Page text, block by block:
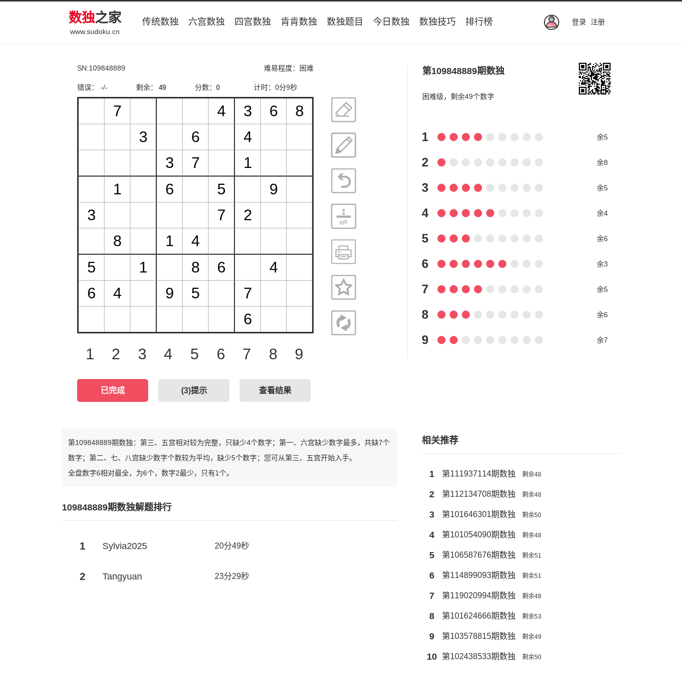
数独之家
www.sudoku.cn
传统数独 六宫数独 四宫数独 肯肯数独 数独题目 今日数独 数独技巧 排行榜 登录 注册
SN:109848889 难易程度：困难
错误： -/- 剩余： 分数： 计时： 0分9秒
1 2 3 4 5 6 7 8 9
已完成 (3)提示 查看结果
第109848889期数独
困难级，剩余49个数字
1 余5
2 余8
3 余5
4 余4
5 余6
6 余3
7 余5
8 余6
9 余7
第109848889期数独：第三、五宫相对较为完整，只缺少4个数字；第一、六宫缺少数字最多，共缺7个
数字；第二、七、八宫缺少数字个数较为平均，缺少5个数字；您可从第三、五宫开始入手。
全盘数字6相对最全，为6个，数字2最少，只有1个。
109848889期数独解题排行
1 Sylvia2025 20分49秒
2 Tangyuan 23分29秒
相关推荐
1 第111937114期数独 剩余48
2 第112134708期数独 剩余48
3 第101646301期数独 剩余50
4 第101054090期数独 剩余48
5 第106587676期数独 剩余51
6 第114899093期数独 剩余51
7 第119020994期数独 剩余48
8 第101624666期数独 剩余53
9 第103578815期数独 剩余49
10 第102438533期数独 剩余50